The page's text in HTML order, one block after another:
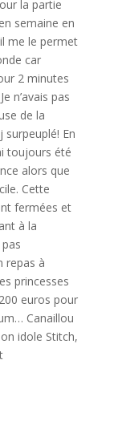
la partie
semaine en
me le permet
car
2 minutes
n’avais pas
de la
En
toujours été
alors que
Cette
fermées et
à la
repas à
princesses
euros pour
Canaillou
idole Stitch,